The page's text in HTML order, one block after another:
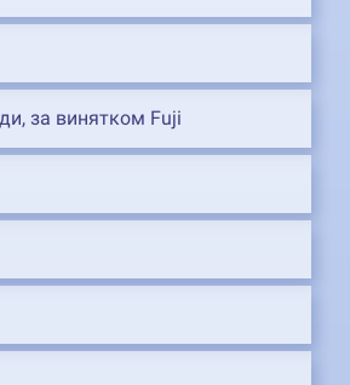
за винятком Fuji